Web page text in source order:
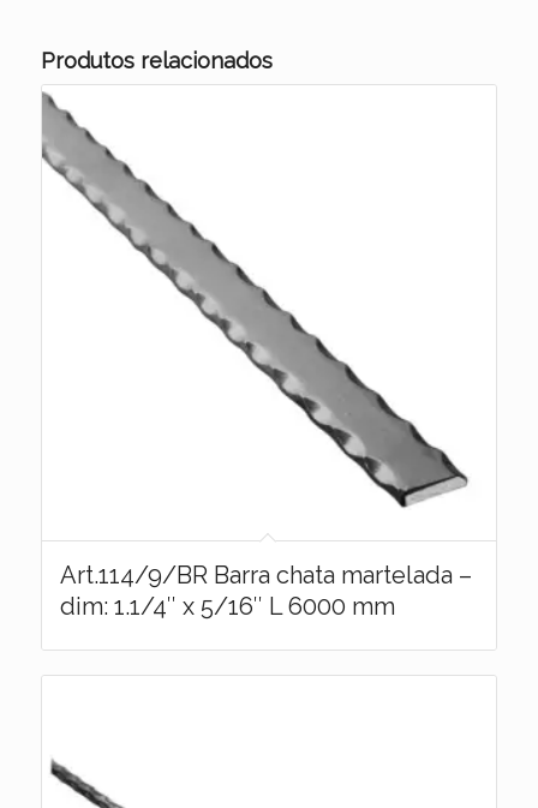
Produtos relacionados
Art.114/9/BR Barra chata martelada –
dim: 1.1/4″ x 5/16″ L 6000 mm